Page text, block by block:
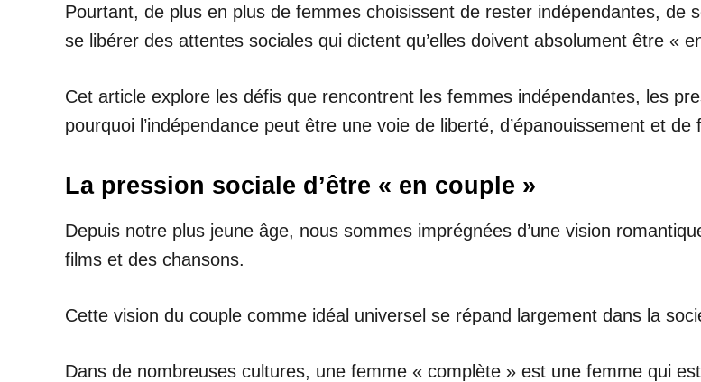
Pourtant, de plus en plus de femmes choisissent de rester indépendantes, de
se libérer des attentes sociales qui dictent qu’elles doivent absolument être «
Cet article explore les défis que rencontrent les femmes indépendantes, les
pourquoi l’indépendance peut être une voie de liberté, d’épanouissement et de
La pression sociale d’être « en couple »
Depuis notre plus jeune âge, nous sommes imprégnées d’une vision
films et des chansons.
Cette vision du couple comme idéal universel se répand largement dans la
Dans de nombreuses cultures, une femme « complète » est une femme qui